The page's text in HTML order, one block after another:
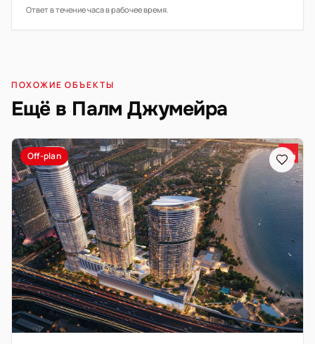
Ответ в течение часа в рабочее время.
ПОХОЖИЕ ОБЪЕКТЫ
Ещё в Палм Джумейра
Off-plan